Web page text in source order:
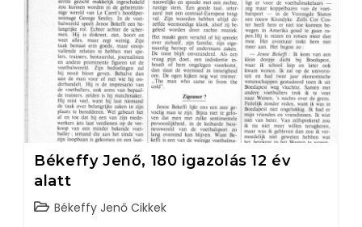
Békeffy Jenő, 180 igazolás 12 év
alatt
Békeffy Jenő Cikkek